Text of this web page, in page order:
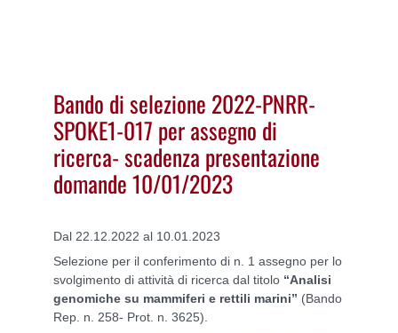
Bando di selezione 2022-PNRR-
SPOKE1-017 per assegno di
ricerca- scadenza presentazione
domande 10/01/2023
Dal 22.12.2022 al 10.01.2023
Selezione per il conferimento di n. 1 assegno per lo
svolgimento di attività di ricerca dal titolo “Analisi
genomiche su mammiferi e rettili marini” (Bando
Rep. n. 258- Prot. n. 3625).